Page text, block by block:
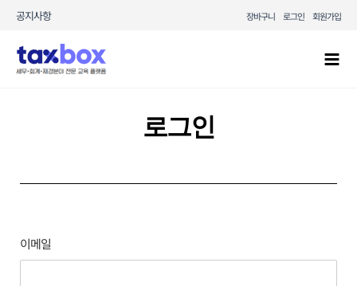
콘텐츠로
공지사항 장바구니 로그인 회원가입
로그인
이메일